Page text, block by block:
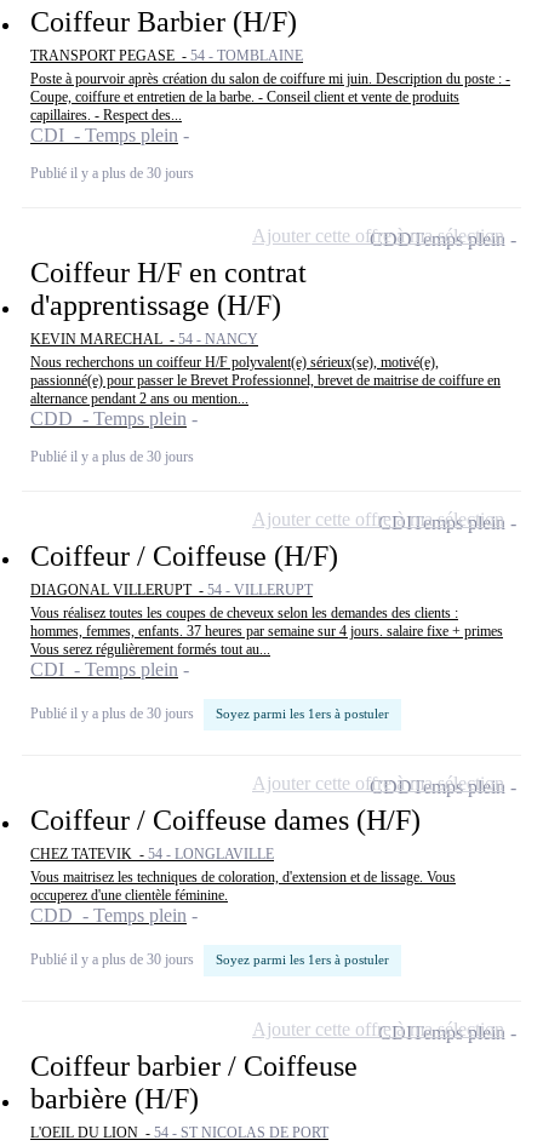
Coiffeur Barbier (H/F)
TRANSPORT PEGASE - 54 - TOMBLAINE
Poste à pourvoir après création du salon de coiffure mi juin. Description du poste : -
Coupe, coiffure et entretien de la barbe. - Conseil client et vente de produits
capillaires. - Respect des...
CDI - Temps plein
Publié il y a plus de 30 jours
Coiffeur H/F en contrat
d'apprentissage (H/F)
KEVIN MARECHAL - 54 - NANCY
Nous recherchons un coiffeur H/F polyvalent(e) sérieux(se), motivé(e),
passionné(e) pour passer le Brevet Professionnel, brevet de maitrise de coiffure en
alternance pendant 2 ans ou mention...
CDD - Temps plein
Publié il y a plus de 30 jours
CDDTemps plein
Ajouter cette offre à ma sélection
Coiffeur / Coiffeuse (H/F)
DIAGONAL VILLERUPT - 54 - VILLERUPT
Vous réalisez toutes les coupes de cheveux selon les demandes des clients :
hommes, femmes, enfants. 37 heures par semaine sur 4 jours. salaire fixe + primes
Vous serez régulièrement formés tout au...
CDI - Temps plein
Publié il y a plus de 30 jours Soyez parmi les 1ers à postuler
CDITemps plein
Ajouter cette offre à ma sélection
Coiffeur / Coiffeuse dames (H/F)
CHEZ TATEVIK - 54 - LONGLAVILLE
Vous maitrisez les techniques de coloration, d'extension et de lissage. Vous
occuperez d'une clientèle féminine.
CDD - Temps plein
Publié il y a plus de 30 jours Soyez parmi les 1ers à postuler
CDDTemps plein
Ajouter cette offre à ma sélection
Coiffeur barbier / Coiffeuse
barbière (H/F)
L'OEIL DU LION - 54 - ST NICOLAS DE PORT
CDITemps plein
Ajouter cette offre à ma sélection